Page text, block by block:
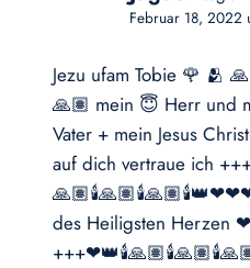
Februar 18, 2022
Jezu ufam Tobie 🌹 🫂
🙏🏽 mein 😇 Herr und
Vater + mein Jesus
auf dich vertraue ich
des Heiligsten Herzen